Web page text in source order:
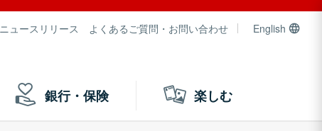
ニュースリリース よくあるご質問・お問い合わせ English
銀行・保険 楽しむ